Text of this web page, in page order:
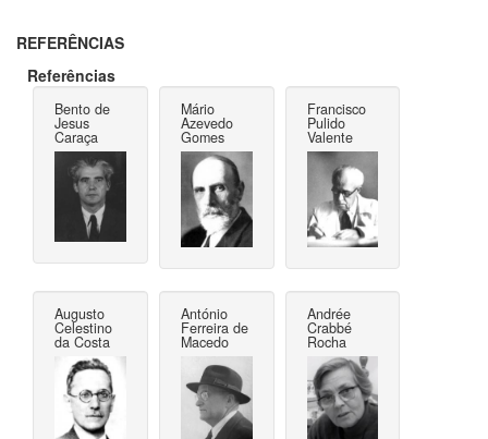
REFERÊNCIAS
Referências
Bento de
Jesus
Caraça
Mário
Azevedo
Gomes
Francisco
Pulido
Valente
Augusto
Celestino
da Costa
António
Ferreira de
Macedo
Andrée
Crabbé
Rocha